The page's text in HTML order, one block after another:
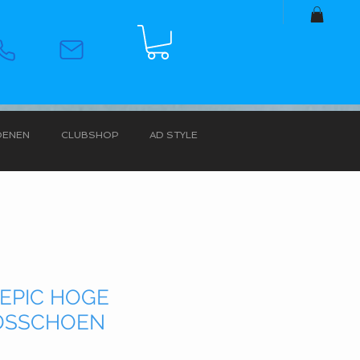
CLUBSHOP AD STYLE
HOGE